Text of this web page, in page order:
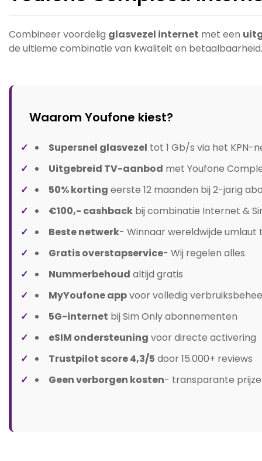
Combineer voordelig glasvezel internet met een
de ultieme combinatie van kwaliteit en
Waarom Youfone kiest?
Supersnel glasvezel tot 1 Gb/s via het KPN-
Uitgebreid TV-aanbod met Youfone
50% korting eerste 12 maanden bij 2-jarig
€100,- cashback bij combinatie Internet &
Beste netwerk- Winnaar wereldwijde umlaut
Gratis overstapservice- Wij regelen alles
Nummerbehoud altijd gratis
MyYoufone appvoor volledig
5G-internet bij Sim Only abonnementen
eSIM ondersteuning voor directe activering
Trustpilot score 4,3/5 door 15.000+ reviews
Geen verborgen kosten- transparante